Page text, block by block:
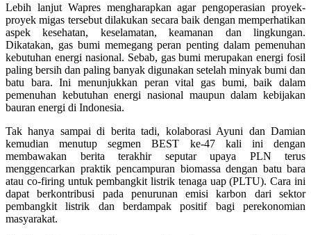
Lebih lanjut Wapres mengharapkan agar pengoperasian proyek-
proyek migas tersebut dilakukan secara baik dengan memperhatikan
aspek kesehatan, keselamatan, keamanan dan lingkungan.
Dikatakan, gas bumi memegang peran penting dalam pemenuhan
kebutuhan energi nasional. Sebab, gas bumi merupakan energi fosil
paling bersih dan paling banyak digunakan setelah minyak bumi dan
batu bara. Ini menunjukkan peran vital gas bumi, baik dalam
pemenuhan kebutuhan energi nasional maupun dalam kebijakan
bauran energi di Indonesia.
Tak hanya sampai di berita tadi, kolaborasi Ayuni dan Damian
kemudian menutup segmen BEST ke-47 kali ini dengan
membawakan berita terakhir seputar upaya PLN terus
menggencarkan praktik pencampuran biomassa dengan batu bara
atau co-firing untuk pembangkit listrik tenaga uap (PLTU). Cara ini
dapat berkontribusi pada penurunan emisi karbon dari sektor
pembangkit listrik dan berdampak positif bagi perekonomian
masyarakat.